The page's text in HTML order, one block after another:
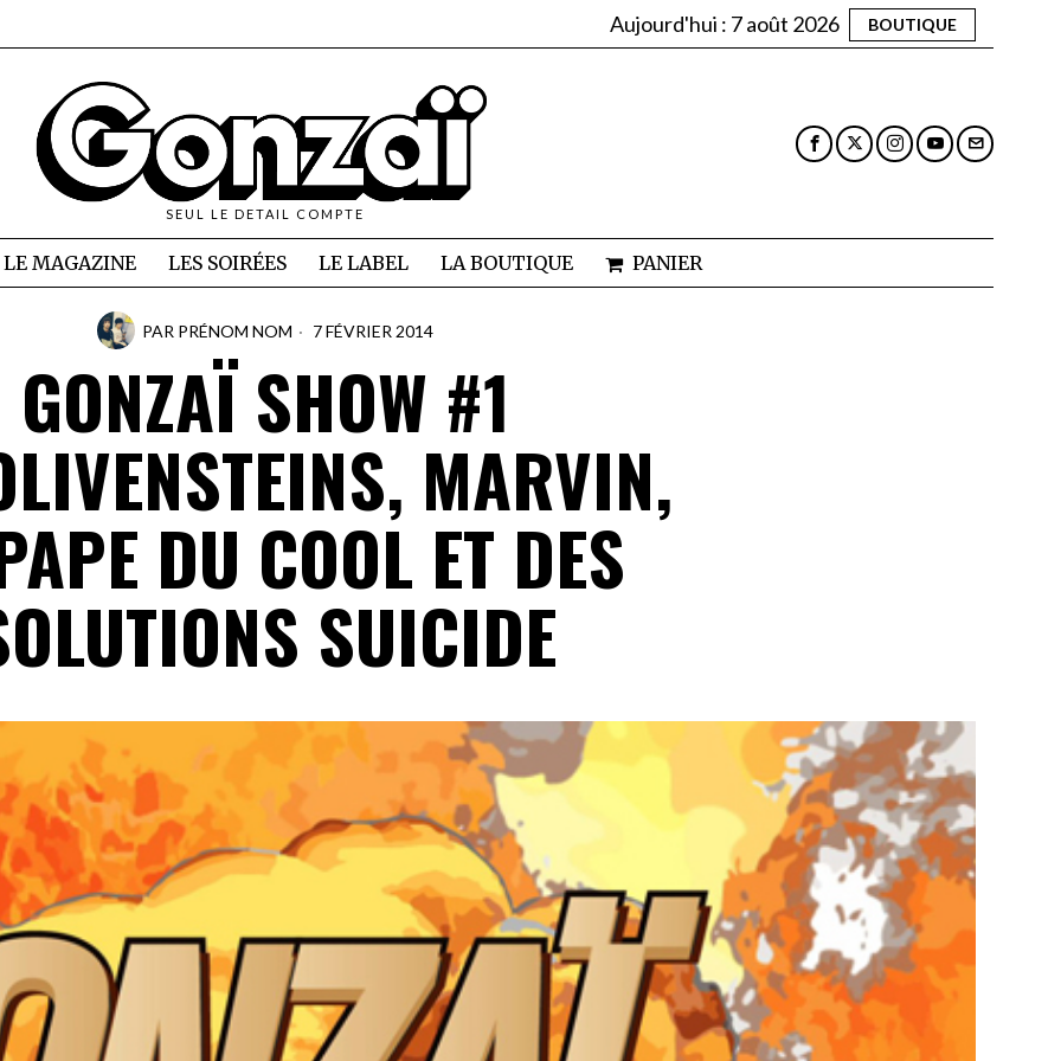
Aujourd'hui : 7 août 2026 BOUTIQUE
SEUL LE DETAIL COMPTE
LE MAGAZINE LES SOIRÉES LE LABEL LA BOUTIQUE PANIER
PAR PRÉNOM NOM 7 FÉVRIER 2014
GONZAÏ SHOW #1
MARVIN,
DU COOL ET DES
SUICIDE